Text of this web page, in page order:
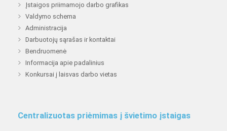
Įstaigos priimamojo darbo grafikas
Valdymo schema
Administracija
Darbuotojų sąrašas ir kontaktai
Bendruomenė
Informacija apie padalinius
Konkursai į laisvas darbo vietas
Centralizuotas priėmimas į švietimo įstaigas